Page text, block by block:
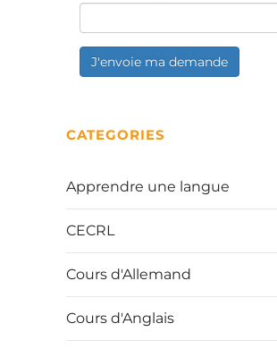
J'envoie ma demande
CATEGORIES
Apprendre une langue
CECRL
Cours d'Allemand
Cours d'Anglais